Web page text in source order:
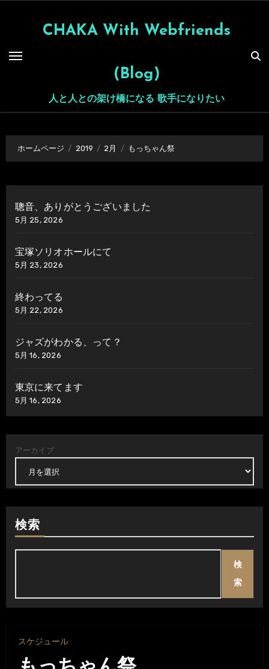
CHAKA With Webfriends
(Blog)
人と人との架け橋になる 歌手になりたい
ホームページ 2019 2月 もっちゃん祭
聰音、ありがとうございました
5月 25, 2026
宝塚ソリオホールにて
5月 23, 2026
終わってる
5月 22, 2026
ジャズがわかる、って？
5月 16, 2026
東京に来てます
5月 16, 2026
アーカイブ
検索
検
索
スケジュール